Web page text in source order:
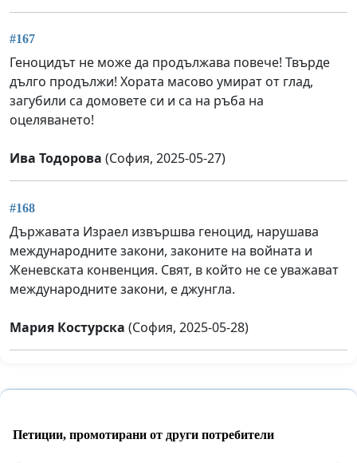
#167
Геноцидът не може да продължава повече! Твърде
дълго продължи! Хората масово умират от глад,
загубили са домовете си и са на ръба на
оцеляването!
Ива Тодорова (София, 2025-05-27)
#168
Държавата Израел извършва геноцид, нарушава
международните закони, законите на войната и
Женевската конвенция. Свят, в който не се уважават
международните закони, е джунгла.
Мария Костурска (София, 2025-05-28)
Петиции, промотирани от други потребители